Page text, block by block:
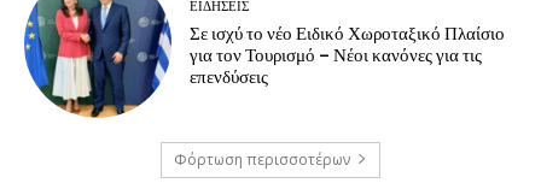
ΕΙΔΗΣΕΙΣ
Σε ισχύ το νέο Ειδικό Χωροταξικό Πλαίσιο
για τον Τουρισμό – Νέοι κανόνες για τις
επενδύσεις
Φόρτωση περισσοτέρων